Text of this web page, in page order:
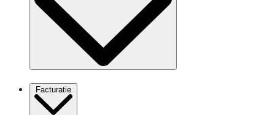
Facturatie